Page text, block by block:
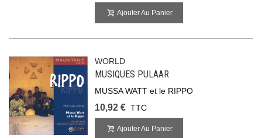
Ajouter Au Panier
WORLD
MUSIQUES PULAAR
MUSSA WATT et le RIPPO
10,92 € TTC
Ajouter Au Panier